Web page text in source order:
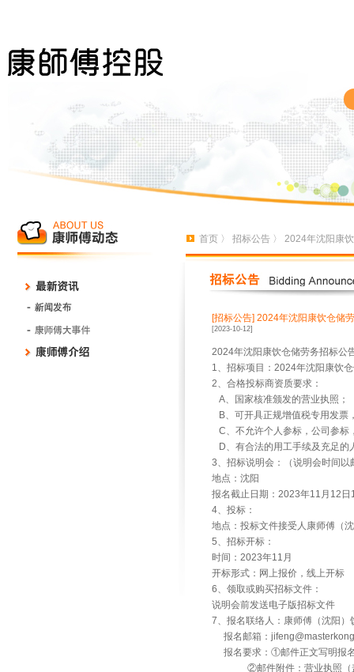
首页 〉 招标公告 〉 2024年沈阳康
[招标公告] 2024年沈阳康饮仓储
[2023-10-12]
2024年沈阳康饮仓储劳务招标公
1、招标项目：2024年沈阳康饮
2、合格投标商资质要求：
A、国家核准颁发的营业执照；
B、可开具正规增值税专用发票
C、不允许个人参标，公司参标
D、有合法的用工手续及充足的
3、招标说明会：（说明会时间以
地点：沈阳
报名截止日期：2023年11月12日
4、投标：
地点：投标文件接受人康师傅（
5、招标开标：
时间：2023年11月
开标形式：网上报价，线上开标
6、领取或购买招标文件：
说明会前发送电子版招标文件
7、报名联络人：康师傅（沈阳）
报名邮箱：
报名要求：①邮件正文写明报
②邮件附件：营业执照（盖公